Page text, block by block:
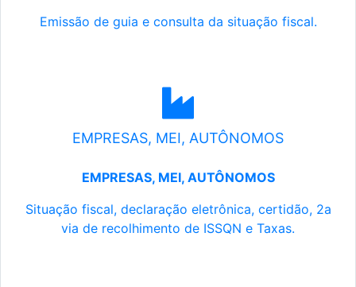
Emissão de guia e consulta da situação fiscal.
EMPRESAS, MEI, AUTÔNOMOS
EMPRESAS, MEI, AUTÔNOMOS
Situação fiscal, declaração eletrônica, certidão, 2a
via de recolhimento de ISSQN e Taxas.